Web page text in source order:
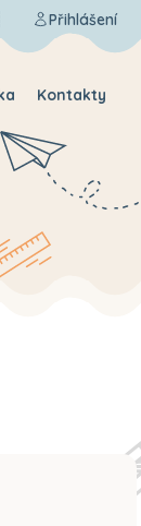
Přihlášení
Kontakty